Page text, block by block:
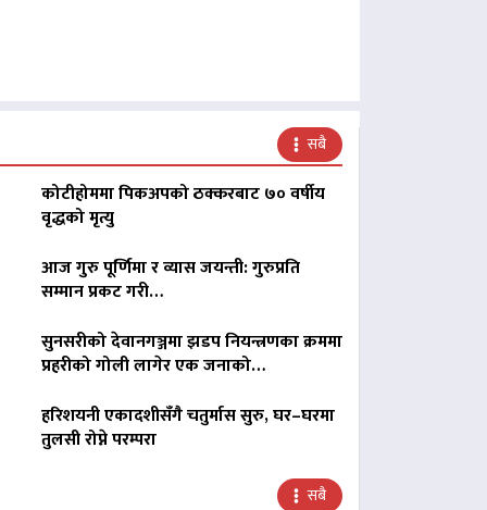
सबै
कोटीहोममा पिकअपको ठक्करबाट ७० वर्षीय
वृद्धको मृत्यु
आज गुरु पूर्णिमा र व्यास जयन्ती: गुरुप्रति
सम्मान प्रकट गरी…
सुनसरीको देवानगञ्जमा झडप नियन्त्रणका क्रममा
प्रहरीको गोली लागेर एक जनाको…
हरिशयनी एकादशीसँगै चतुर्मास सुरु, घर–घरमा
तुलसी रोप्ने परम्परा
सबै